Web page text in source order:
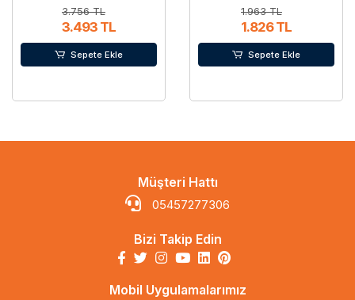
3.756 TL
3.493 TL
Sepete Ekle
1.963 TL
1.826 TL
Sepete Ekle
Müşteri Hattı
05457277306
Bizi Takip Edin
Mobil Uygulamalarımız